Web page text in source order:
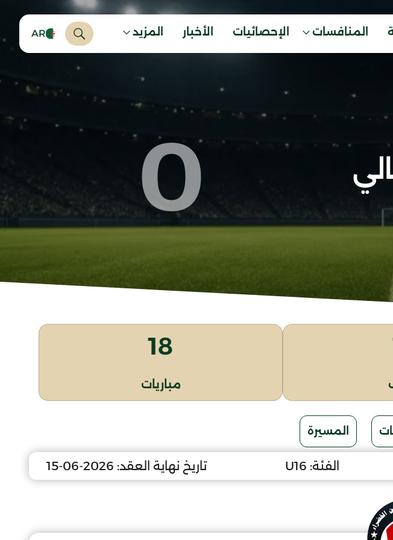
المنافسات الإحصائيات الأخبار المزيد AR
0
18
مباريات
المسيرة
الفئة: U16 تاريخ نهاية العقد: 2026-06-15